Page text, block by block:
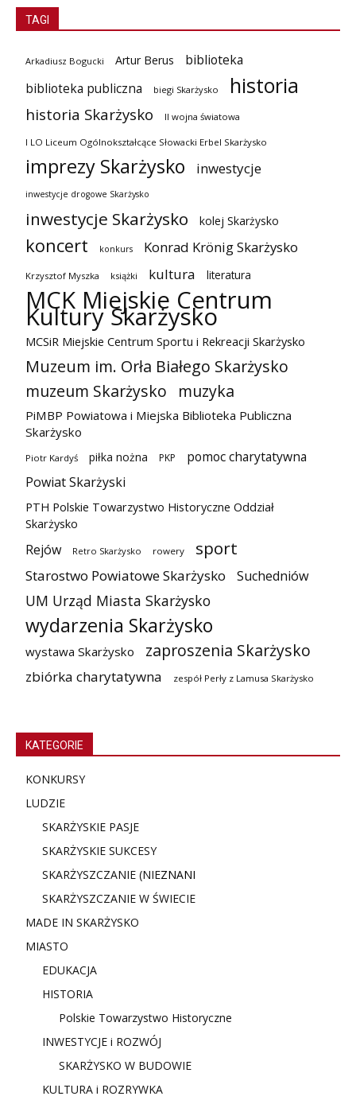
TAGI
Arkadiusz Bogucki Artur Berus
biblioteka
biblioteka publiczna
biegi Skarżysko historia
historia Skarżysko II wojna światowa
I LO Liceum Ogólnokształcące Słowacki Erbel Skarżysko
imprezy Skarżysko inwestycje
inwestycje drogowe Skarżysko
inwestycje Skarżysko kolej Skarżysko
koncert konkurs Konrad Krönig Skarżysko
Krzysztof Myszka książki kultura literatura
MCK Miejskie Centrum
Kultury Skarżysko
MCSiR Miejskie Centrum Sportu i Rekreacji Skarżysko
Muzeum im. Orła Białego Skarżysko
muzeum Skarżysko
muzyka
PiMBP Powiatowa i Miejska Biblioteka Publiczna
Skarżysko
Piotr Kardyś piłka nożna PKP
pomoc charytatywna
Powiat Skarżyski
PTH Polskie Towarzystwo Historyczne Oddział
Skarżysko
Rejów Retro Skarżysko rowery sport
Starostwo Powiatowe Skarżysko Suchedniów
UM Urząd Miasta Skarżysko
wydarzenia Skarżysko
wystawa Skarżysko zaproszenia Skarżysko
zbiórka charytatywna zespół Perły z Lamusa Skarżysko
KATEGORIE
KONKURSY
LUDZIE
SKARŻYSKIE PASJE
SKARŻYSKIE SUKCESY
SKARŻYSZCZANIE (NIEZNANI
SKARŻYSZCZANIE W ŚWIECIE
MADE IN SKARŻYSKO
MIASTO
EDUKACJA
HISTORIA
Polskie Towarzystwo Historyczne
INWESTYCJE i ROZWÓJ
SKARŻYSKO W BUDOWIE
KULTURA i ROZRYWKA